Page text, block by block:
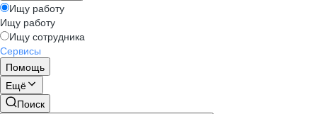
Ищу работу
Ищу работу
Ищу сотрудника
Сервисы
Помощь
Ещё
Поиск